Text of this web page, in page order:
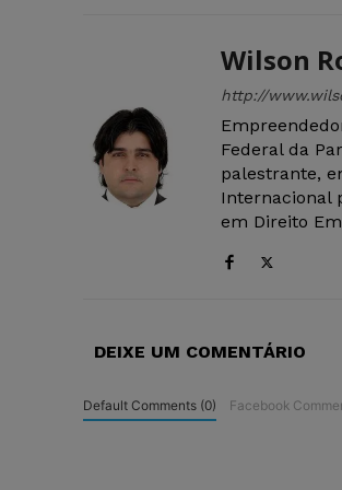
Wilson
http://
Federal da
palestrante,
Internacional
em Direito
DEIXE UM COMENTÁRIO
Default Comments (0) Facebook